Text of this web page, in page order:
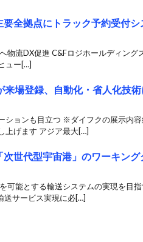
全拠点にトラック予約受付シ
物流DX促進 C&Fロジホールディン
ュー[…]
来場登録、自動化・省人化技
ションも目立つ ※ダイフクの展示内
上げます アジア最大[…]
世代型宇宙港」のワーキング
可能とする輸送システムの実現を目
送サービス実現に必[…]